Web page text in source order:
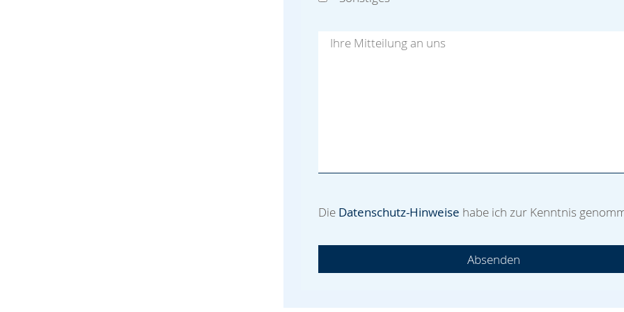
Die Datenschutz-Hinweise habe ich zur Kenntnis
Absenden